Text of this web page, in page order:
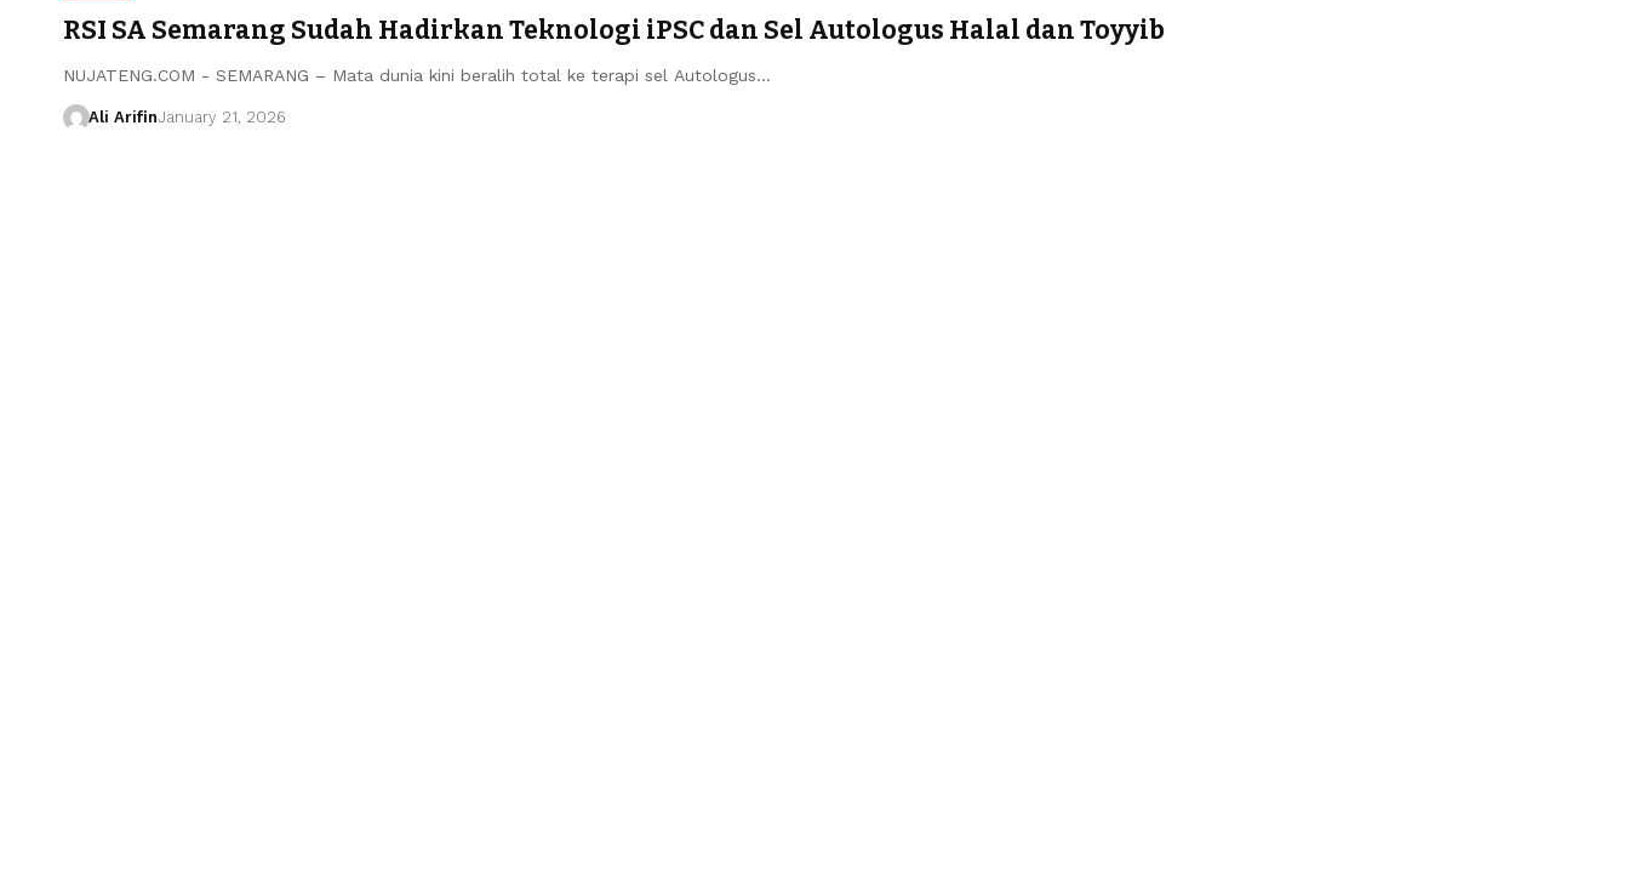
RSI SA Semarang Sudah Hadirkan Teknologi iPSC dan Sel Autologus Halal dan Toyyib
NUJATENG.COM - SEMARANG – Mata dunia kini beralih total ke terapi sel Autologus…
Ali ArifinJanuary 21, 2026